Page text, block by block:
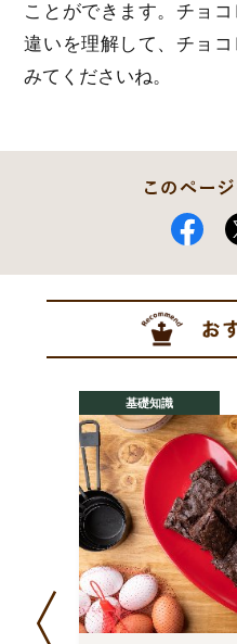
ことができます。チョ
違いを理解して、チョ
みてくださいね。
基礎知識